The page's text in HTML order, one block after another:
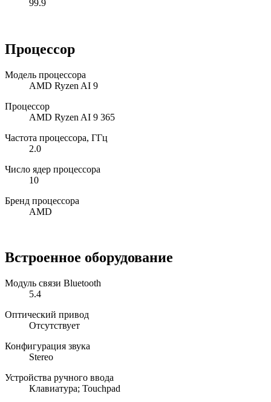
99.9
Процессор
Модель процессора
AMD Ryzen AI 9
Процессор
AMD Ryzen AI 9 365
Частота процессора, ГГц
2.0
Число ядер процессора
10
Бренд процессора
AMD
Встроенное оборудование
Модуль связи Bluetooth
5.4
Оптический привод
Отсутствует
Конфигурация звука
Stereo
Устройства ручного ввода
Клавиатура; Touchpad